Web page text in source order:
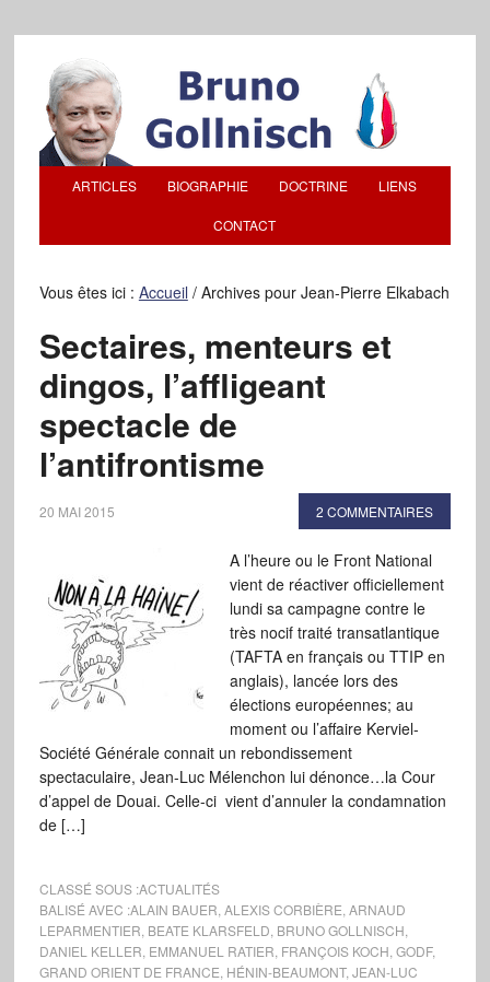
ARTICLES BIOGRAPHIE DOCTRINE LIENS
CONTACT
Vous êtes ici : Accueil /Archives pour Jean-Pierre Elkabach
Sectaires, menteurs et
dingos, l’affligeant
spectacle de
l’antifrontisme
20 MAI 2015 2 COMMENTAIRES
A l’heure ou le Front National
vient de réactiver officiellement
lundi sa campagne contre le
très nocif traité transatlantique
(TAFTA en français ou TTIP en
anglais), lancée lors des
élections européennes; au
moment ou l’affaire Kerviel-
Société Générale connait un rebondissement
spectaculaire, Jean-Luc Mélenchon lui dénonce…la Cour
d’appel de Douai. Celle-ci vient d’annuler la condamnation
de […]
CLASSÉ SOUS :ACTUALITÉS
BALISÉ AVEC :ALAIN BAUER ALEXIS CORBIÈRE ARNAUD
LEPARMENTIER BEATE KLARSFELD BRUNO GOLLNISCH
DANIEL KELLER EMMANUEL RATIER FRANÇOIS KOCH GODF,
GRAND ORIENT DE FRANCE HÉNIN-BEAUMONT, JEAN-LUC